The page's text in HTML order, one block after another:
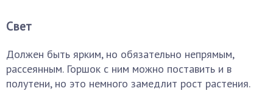
Свет
Должен быть ярким, но обязательно непрямым,
рассеянным. Горшок с ним можно поставить и в
полутени, но это немного замедлит рост растения.